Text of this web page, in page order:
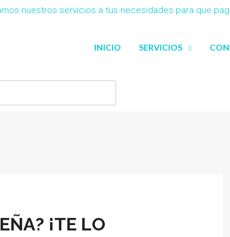
nuestros servicios a tus necesidades para que
INICIO SERVICIOS
¡TE LO